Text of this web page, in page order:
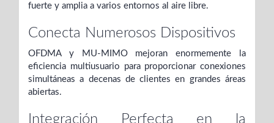
fuerte y amplia a varios entornos al aire libre.
Conecta Numerosos Dispositivos
OFDMA y MU-MIMO mejoran enormemente la
eficiencia multiusuario para proporcionar conexiones
simultáneas a decenas de clientes en grandes áreas
abiertas.
Integración Perfecta en la